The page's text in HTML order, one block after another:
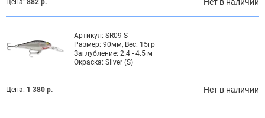
Артикул: SR09-S
Размер: 90мм, Вес: 15гр
Заглубление: 2.4 - 4.5 м
Окраска: SIlver (S)
Цена: 1 380 р. Нет в наличии